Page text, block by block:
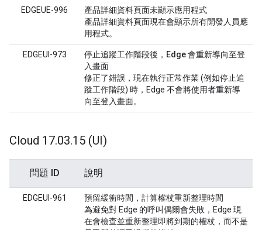
EDGEUE-996
產品詳細資料頁面未顯示應用程式
產品詳細資料頁面現在會顯示所有開發人員應
用程式。
EDGEUI-973
停止追蹤工作階段後，Edge 會重新導向至登
入畫面
修正了錯誤，現在執行正常作業 (例如停止追
蹤工作階段) 時，Edge 不會將使用者重新導
向至登入畫面。
Cloud 17.03.15 (UI)
問題 ID 說明
EDGEUI-961
預留緩衝時間，計算權杖重新整理時間
為避免對 Edge 的呼叫偶爾會失敗，Edge 現
在會檢查並重新整理即將到期的權杖，而不是